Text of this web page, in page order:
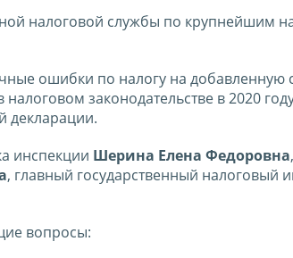
налоговой службы по крупнейшим
ошибки по налогу на добавленную
законодательстве в 2020
декларации.
инспекции Шерина Елена Федоровна
, главный государственный налоговый
вопросы: